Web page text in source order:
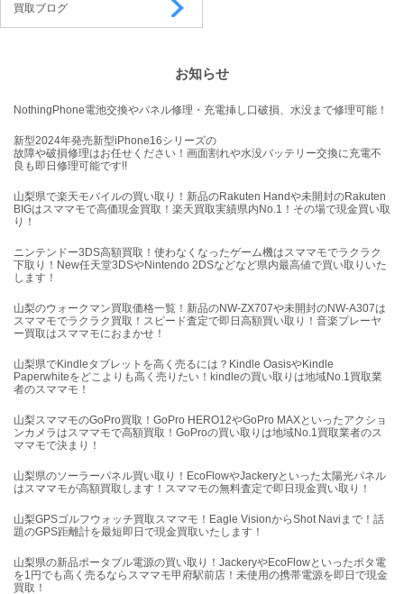
買取ブログ
お知らせ
NothingPhone電池交換やパネル修理・充電挿し口破損、水没まで修理可能！
新型2024年発売新型iPhone16シリーズの
故障や破損修理はお任せください！画面割れや水没バッテリー交換に充電不
良も即日修理可能です!!
山梨県で楽天モバイルの買い取り！新品のRakuten Handや未開封のRakuten
BIGはスママモで高価現金買取！楽天買取実績県内No.1！その場で現金買い取
り！
ニンテンドー3DS高額買取！使わなくなったゲーム機はスママモでラクラク
下取り！New任天堂3DSやNintendo 2DSなどなど県内最高値で買い取りいた
します！
山梨のウォークマン買取価格一覧！新品のNW-ZX707や未開封のNW-A307は
スママモでラクラク買取！スピード査定で即日高額買い取り！音楽プレーヤ
ー買取はスママモにおまかせ！
山梨県でKindleタブレットを高く売るには？Kindle OasisやKindle
Paperwhiteをどこよりも高く売りたい！kindleの買い取りは地域No.1買取業
者のスママモ！
山梨スママモのGoPro買取！GoPro HERO12やGoPro MAXといったアクショ
ンカメラはスママモで高額買取！GoProの買い取りは地域No.1買取業者のス
ママモで決まり！
山梨県のソーラーパネル買い取り！EcoFlowやJackeryといった太陽光パネル
はスママモが高額買取します！スママモの無料査定で即日現金買い取り！
山梨GPSゴルフウォッチ買取スママモ！Eagle VisionからShot Naviまで！話
題のGPS距離計を最短即日で現金買取いたします！
山梨県の新品ポータブル電源の買い取り！JackeryやEcoFlowといったポタ電
を1円でも高く売るならスママモ甲府駅前店！未使用の携帯電源を即日で現金
買取！